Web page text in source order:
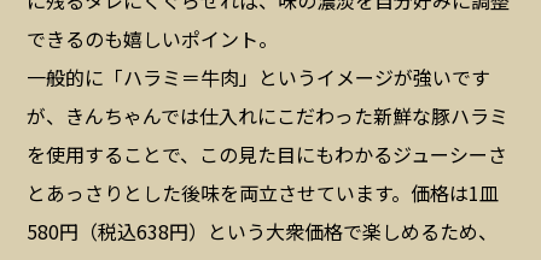
できるのも嬉しいポイント。
一般的に「ハラミ＝牛肉」というイメージが強いです
が、きんちゃんでは仕入れにこだわった新鮮な豚ハラミ
を使用することで、この見た目にもわかるジューシーさ
とあっさりとした後味を両立させています。価格は1皿
580円（税込638円）という大衆価格で楽しめるため、